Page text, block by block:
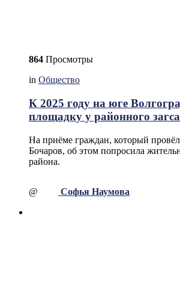
864 Просмотры
in Общество
К 2025 году на юге
площадку у районного загса
На приёме граждан, который
Бочаров, об этом попросила
района.
@ Софья Наумова